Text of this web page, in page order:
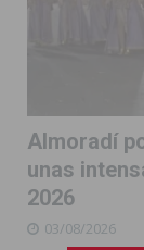
Almoradí
unas
2026
03/08/2026